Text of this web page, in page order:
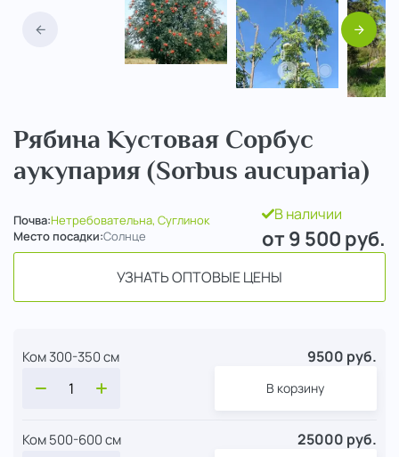
Назад Вперед
Рябина Кустовая Сорбус
аукупария (Sorbus aucuparia)
Почва:Нетребовательна, Суглинок
Место посадки:Солнце
В наличии
от 9 500 руб.
УЗНАТЬ ОПТОВЫЕ ЦЕНЫ
Ком 300-350 см 9500 руб.
В корзину
Ком 500-600 см 25000 руб.